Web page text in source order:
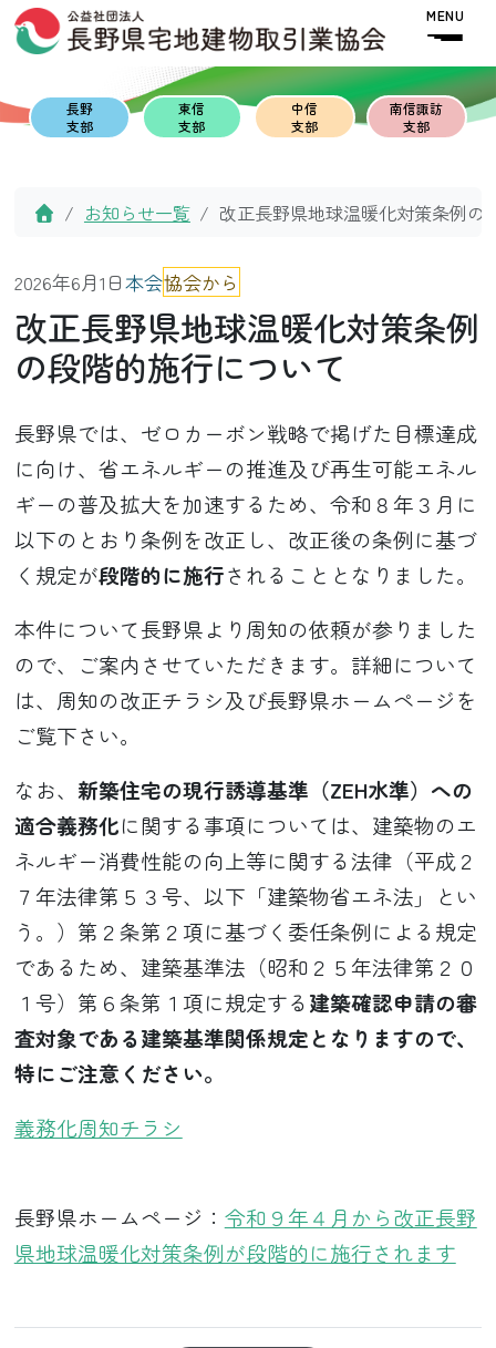
Skip to content
Skip to footer
長野
支部
東信
支部
中信
支部
南信諏訪
支部
Homeお知らせ一覧 改正長野県地球温暖化対策条例の
2026年6月1日本会協会から
改正長野県地球温暖化対策条例
の段階的施行について
長野県では、ゼロカーボン戦略で掲げた目標達成
に向け、省エネルギーの推進及び再生可能エネル
ギーの普及拡大を加速するため、令和８年３月に
以下のとおり条例を改正し、改正後の条例に基づ
く規定が段階的に施行されることとなりました。
本件について長野県より周知の依頼が参りました
ので、ご案内させていただきます。詳細について
は、周知の改正チラシ及び長野県ホームページを
ご覧下さい。
なお、 新築住宅の現行誘導基準（ZEH水準）への
適合義務化に関する事項については、建築物のエ
ネルギー消費性能の向上等に関する法律（平成２
７年法律第５３号、以下「建築物省エネ法」とい
う。）第２条第２項に基づく委任条例による規定
であるため、建築基準法（昭和２５年法律第２０
１号）第６条第１項に規定する建築確認申請の審
査対象である建築基準関係規定となりますので、
特にご注意ください。
義務化周知チラシ
長野県ホームページ： 令和９年４月から改正長野
県地球温暖化対策条例が段階的に施行されます
MENU